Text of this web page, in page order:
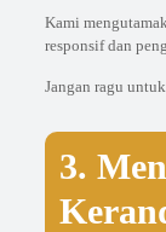
Kami
responsif dan
Jangan ragu
3.